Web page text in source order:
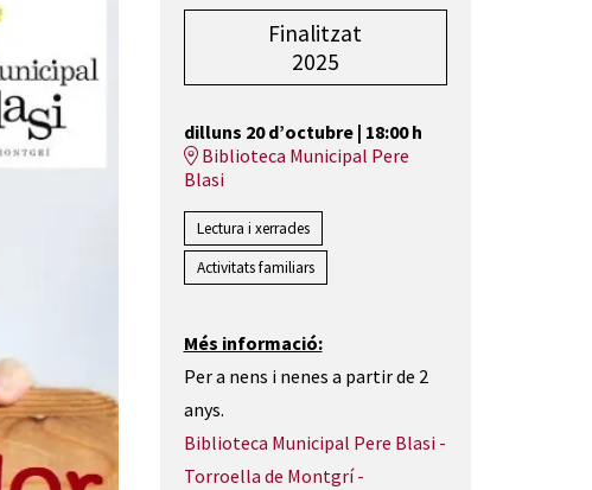
Finalitzat
2025
dilluns 20 d’octubre| 18:00 h
Biblioteca Municipal Pere
Blasi
Lectura i xerrades
Activitats familiars
Més informació:
Per a nens i nenes a partir de 2
anys.
Biblioteca Municipal Pere Blasi -
Torroella de Montgrí -